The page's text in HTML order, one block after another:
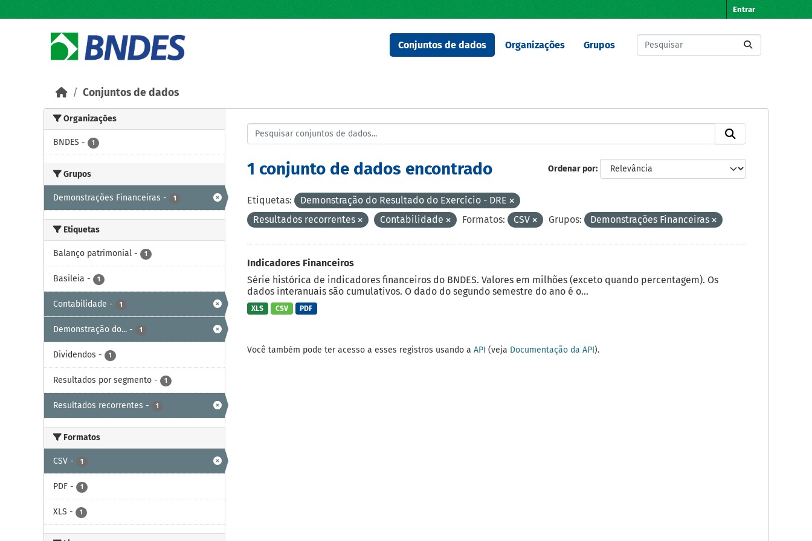
Entrar
Conjuntos de dados Organizações Grupos
Conjuntos de dados
Organizações
BNDES - 1
Grupos
Demonstrações Financeiras - 1
Etiquetas
Balanço patrimonial - 1
Basileia - 1
Contabilidade - 1
Demonstração do... - 1
Dividendos - 1
Resultados por segmento - 1
Resultados recorrentes - 1
Formatos
CSV - 1
PDF - 1
XLS - 1
Ordenar por
1 conjunto de dados encontrado
Etiquetas:
Demonstração do Resultado do Exercício - DRE
Resultados recorrentes
Contabilidade Formatos: CSV Grupos: Demonstrações Financeiras
Indicadores Financeiros
Série histórica de indicadores financeiros do BNDES. Valores em milhões (exceto quando percentagem). Os
dados interanuais são cumulativos. O dado do segundo semestre do ano é o...
XLS CSV PDF
Você também pode ter acesso a esses registros usando a API (veja Documentação da API).